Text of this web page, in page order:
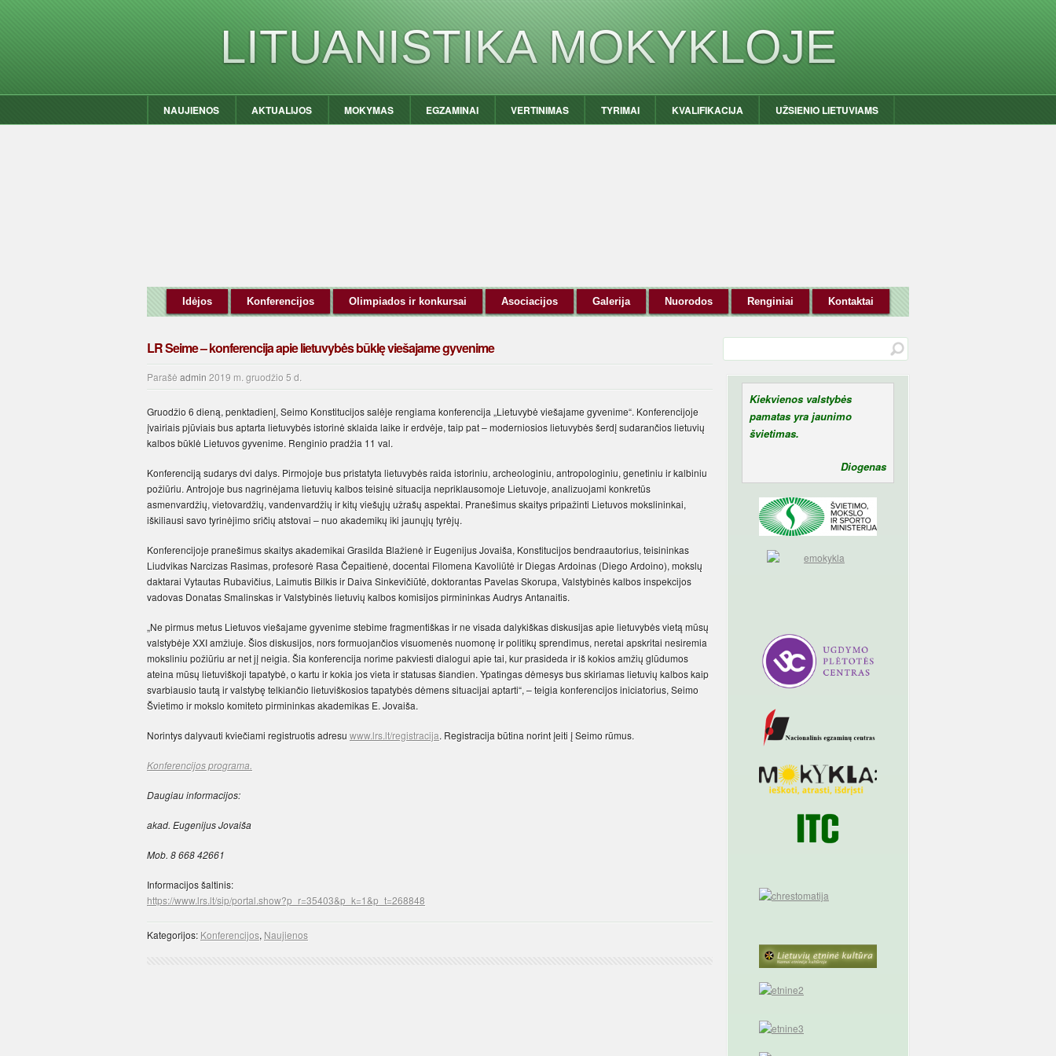
LITUANISTIKA MOKYKLOJE
NAUJIENOS AKTUALIJOS MOKYMAS EGZAMINAI VERTINIMAS TYRIMAI KVALIFIKACIJA UŽSIENIO LIETUVIAMS
Idėjos Konferencijos Olimpiados ir konkursai Asociacijos Galerija Nuorodos Renginiai Kontaktai
LR Seime – konferencija apie lietuvybės būklę viešajame gyvenime
Parašė admin 2019 m. gruodžio 5 d.
Gruodžio 6 dieną, penktadienį, Seimo Konstitucijos salėje rengiama konferencija „Lietuvybė viešajame gyvenime“. Konferencijoje
įvairiais pjūviais bus aptarta lietuvybės istorinė sklaida laike ir erdvėje, taip pat – moderniosios lietuvybės šerdį sudarančios lietuvių
kalbos būklė Lietuvos gyvenime. Renginio pradžia 11 val.
Konferenciją sudarys dvi dalys. Pirmojoje bus pristatyta lietuvybės raida istoriniu, archeologiniu, antropologiniu, genetiniu ir kalbiniu
požiūriu. Antrojoje bus nagrinėjama lietuvių kalbos teisinė situacija nepriklausomoje Lietuvoje, analizuojami konkretūs
asmenvardžių, vietovardžių, vandenvardžių ir kitų viešųjų užrašų aspektai. Pranešimus skaitys pripažinti Lietuvos mokslininkai,
iškiliausi savo tyrinėjimo sričių atstovai – nuo akademikų iki jaunųjų tyrėjų.
Konferencijoje pranešimus skaitys akademikai Grasilda Blažienė ir Eugenijus Jovaiša, Konstitucijos bendraautorius, teisininkas
Liudvikas Narcizas Rasimas, profesorė Rasa Čepaitienė, docentai Filomena Kavoliūtė ir Diegas Ardoinas (Diego Ardoino), mokslų
daktarai Vytautas Rubavičius, Laimutis Bilkis ir Daiva Sinkevičiūtė, doktorantas Pavelas Skorupa, Valstybinės kalbos inspekcijos
vadovas Donatas Smalinskas ir Valstybinės lietuvių kalbos komisijos pirmininkas Audrys Antanaitis.
„Ne pirmus metus Lietuvos viešajame gyvenime stebime fragmentiškas ir ne visada dalykiškas diskusijas apie lietuvybės vietą mūsų
valstybėje XXI amžiuje. Šios diskusijos, nors formuojančios visuomenės nuomonę ir politikų sprendimus, neretai apskritai nesiremia
moksliniu požiūriu ar net jį neigia. Šia konferencija norime pakviesti dialogui apie tai, kur prasideda ir iš kokios amžių glūdumos
ateina mūsų lietuviškoji tapatybė, o kartu ir kokia jos vieta ir statusas šiandien. Ypatingas dėmesys bus skiriamas lietuvių kalbos kaip
svarbiausio tautą ir valstybę telkiančio lietuviškosios tapatybės dėmens situacijai aptarti“, – teigia konferencijos iniciatorius, Seimo
Švietimo ir mokslo komiteto pirmininkas akademikas E. Jovaiša.
Norintys dalyvauti kviečiami registruotis adresu www.lrs.lt/registracija. Registracija būtina norint įeiti į Seimo rūmus.
Konferencijos programa.
Daugiau informacijos:
akad. Eugenijus Jovaiša
Mob. 8 668 42661
Informacijos šaltinis:
https://www.lrs.lt/sip/portal.show?p_r=35403&p_k=1&p_t=268848
Kategorijos: Konferencijos, Naujienos
Kiekvienos valstybės
pamatas yra jaunimo
švietimas.
Diogenas